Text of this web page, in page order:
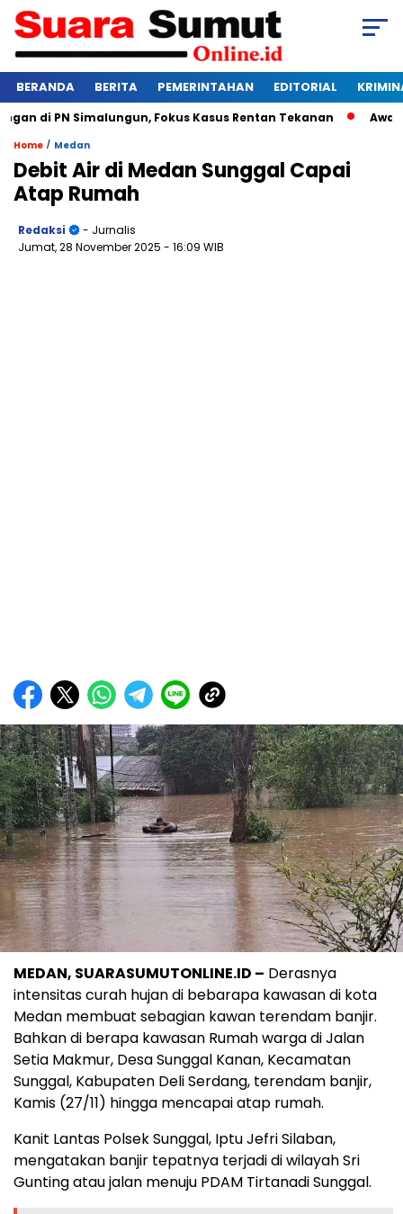
BERANDA BERITA PEMERINTAHAN EDITORIAL
PN Simalungun, Fokus Kasus Rentan Tekanan Awas
Home / Medan
Debit Air di Medan Sunggal Capai
Atap Rumah
Redaksi
- Jurnalis
Jumat, 28 November 2025 - 16:09 WIB
MEDAN, SUARASUMUTONLINE.ID – Derasnya
intensitas curah hujan di bebarapa kawasan di kota
Medan membuat sebagian kawan terendam banjir.
Bahkan di berapa kawasan Rumah warga di Jalan
Setia Makmur, Desa Sunggal Kanan, Kecamatan
Sunggal, Kabupaten Deli Serdang, terendam banjir,
Kamis (27/11) hingga mencapai atap rumah.
Kanit Lantas Polsek Sunggal, Iptu Jefri Silaban,
mengatakan banjir tepatnya terjadi di wilayah Sri
Gunting atau jalan menuju PDAM Tirtanadi Sunggal.